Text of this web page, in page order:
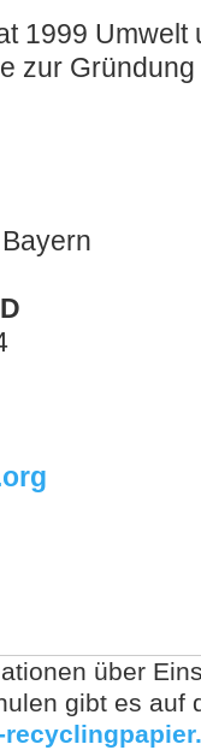
1999 Umwelt
zur
über
gibt es auf